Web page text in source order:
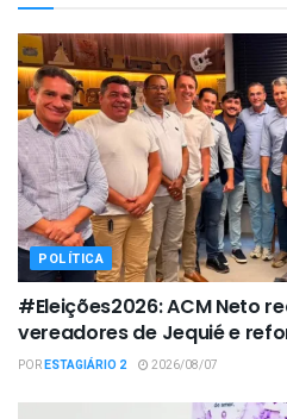
POLÍTICA
#Eleições2026: ACM Neto
vereadores de Jequié e
PORESTAGIÁRIO 2 2026/08/07